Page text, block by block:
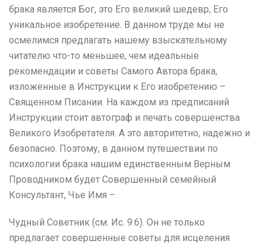
брака является Бог, это Его великий шедевр, Его
уникальное изобретение. В данном труде мы не
осмелимся предлагать нашему взыскательному
читателю что-то меньшее, чем идеальные
рекомендации и советы Самого Автора брака,
изложенные в Инструкции к Его изобретению –
Священном Писании. На каждом из предписаний
Инструкции стоит автограф и печать совершенства
Великого Изобретателя. А это авторитетно, надежно и
безопасно. Поэтому, в данном путешествии по
психологии брака нашим единственным Верным
Проводником будет Совершенный семейный
Консультант, Чье Имя –
Чудный Советник (см. Ис. 9:6). Он не только
предлагает совершенные советы для исцеления